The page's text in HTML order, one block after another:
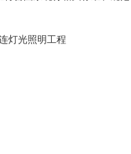
灯光照明工程